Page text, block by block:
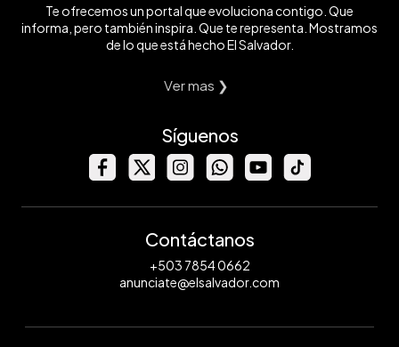
Te ofrecemos un portal que evoluciona contigo. Que
informa, pero también inspira. Que te representa. Mostramos
de lo que está hecho El Salvador.
Ver mas ❯
Síguenos
Contáctanos
+503 7854 0662
anunciate@elsalvador.com